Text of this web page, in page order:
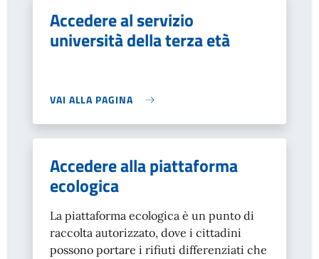
Accedere al servizio
università della terza età
VAI ALLA PAGINA
Accedere alla piattaforma
ecologica
La piattaforma ecologica è un punto di
raccolta autorizzato, dove i cittadini
possono portare i rifiuti differenziati che